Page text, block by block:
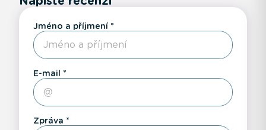
Jméno a příjmení
E-mail
Zpráva